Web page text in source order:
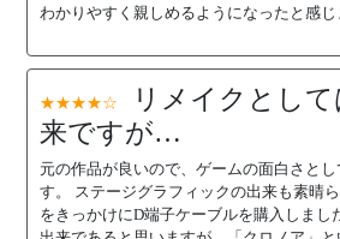
わかりやすく親しめるようになったと感じ
★★★★☆
リメイクとし
来ですが…
元の作品が良いので、ゲームの面白さと
す。 ステージグラフィックの出来も素晴
をきっかけにD端子ケーブルを購入しまし